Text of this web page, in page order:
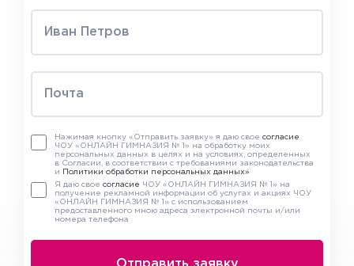
Нажимая кнопку «Отправить заявку» я даю свое согласие
ЧОУ «ОНЛАЙН ГИМНАЗИЯ № 1» на обработку моих
персональных данных в целях и на условиях, определенных
в Согласии, в соответствии с требованиями законодательства
и
Политики обработки персональных данных»
Я даю свое согласие ЧОУ «ОНЛАЙН ГИМНАЗИЯ № 1» на
получение рекламной информации об услугах и акциях ЧОУ
«ОНЛАЙН ГИМНАЗИЯ № 1» с использованием
предоставленного мною адреса электронной почты и/или
номера телефона